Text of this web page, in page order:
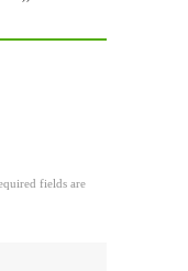
fields are